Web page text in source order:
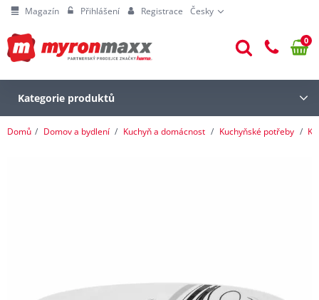
Magazín Přihlášení Registrace Česky
0
Kategorie produktů
Domů Domov a bydlení Kuchyň a domácnost Kuchyňské potřeby